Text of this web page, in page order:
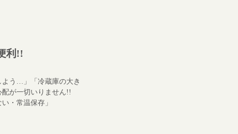
利!!
よう…」「冷蔵庫の大き
が一切いりません!!
・常温保存」